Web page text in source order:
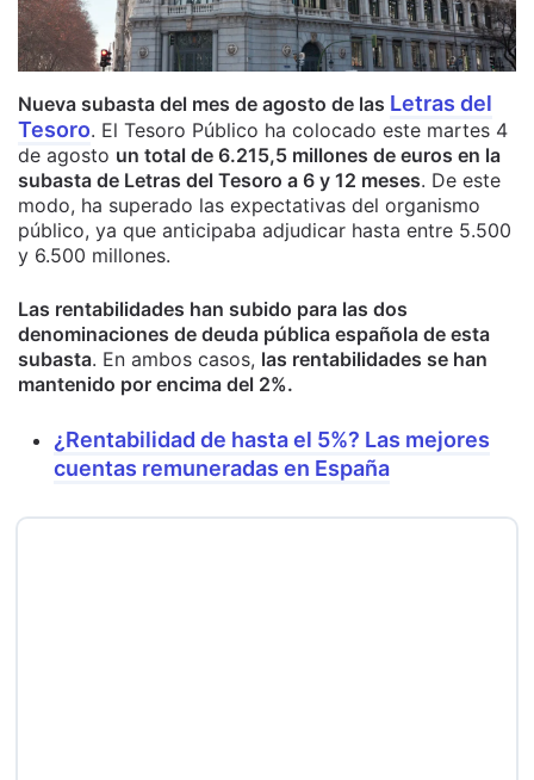
Nueva subasta del mes de agosto de las Letras del
Tesoro. El Tesoro Público ha colocado este martes 4
de agosto un total de 6.215,5 millones de euros en la
subasta de Letras del Tesoro a 6 y 12 meses. De este
modo, ha superado las expectativas del organismo
público, ya que anticipaba adjudicar hasta entre 5.500
y 6.500 millones.
Las rentabilidades han subido para las dos
denominaciones de deuda pública española de esta
subasta. En ambos casos, las rentabilidades se han
mantenido por encima del 2%.
¿Rentabilidad de hasta el 5%? Las mejores
cuentas remuneradas en España